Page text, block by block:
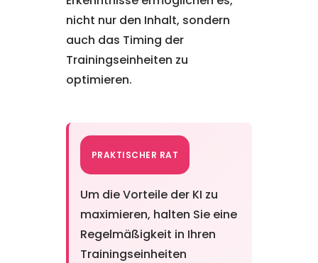
nicht nur den Inhalt, sondern
auch das Timing der
Trainingseinheiten zu
optimieren.
PRAKTISCHER RAT
Um die Vorteile der KI zu
maximieren, halten Sie eine
Regelmäßigkeit in Ihren
Trainingseinheiten